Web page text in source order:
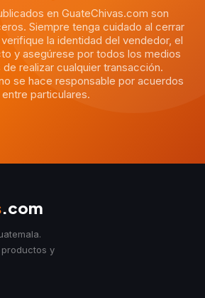
en GuateChivas.com son
Siempre tenga cuidado al cerrar
la identidad del vendedor, el
y asegúrese por todos los medios
realizar cualquier transacción.
se hace responsable por acuerdos
entre particulares.
.com
y